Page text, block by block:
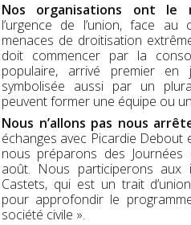
Nos organisations ont le
l’urgence de l’union, face
menaces de droitisation
doit commencer par la
populaire, arrivé premier
symbolisée aussi par un
peuvent former une équipe ou
Nous n’allons pas nous
échanges avec Picardie Debout
nous préparons des
août. Nous participerons aux
Castets, qui est un trait
pour approfondir le
société civile ».